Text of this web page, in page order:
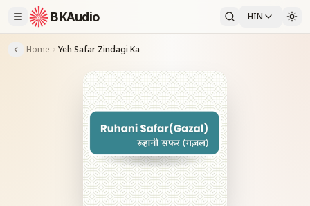
BKAudio HIN
Home Yeh Safar Zindagi Ka